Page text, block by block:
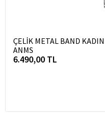
ÇELİK METAL BAND
ANMS
6.490,00 TL